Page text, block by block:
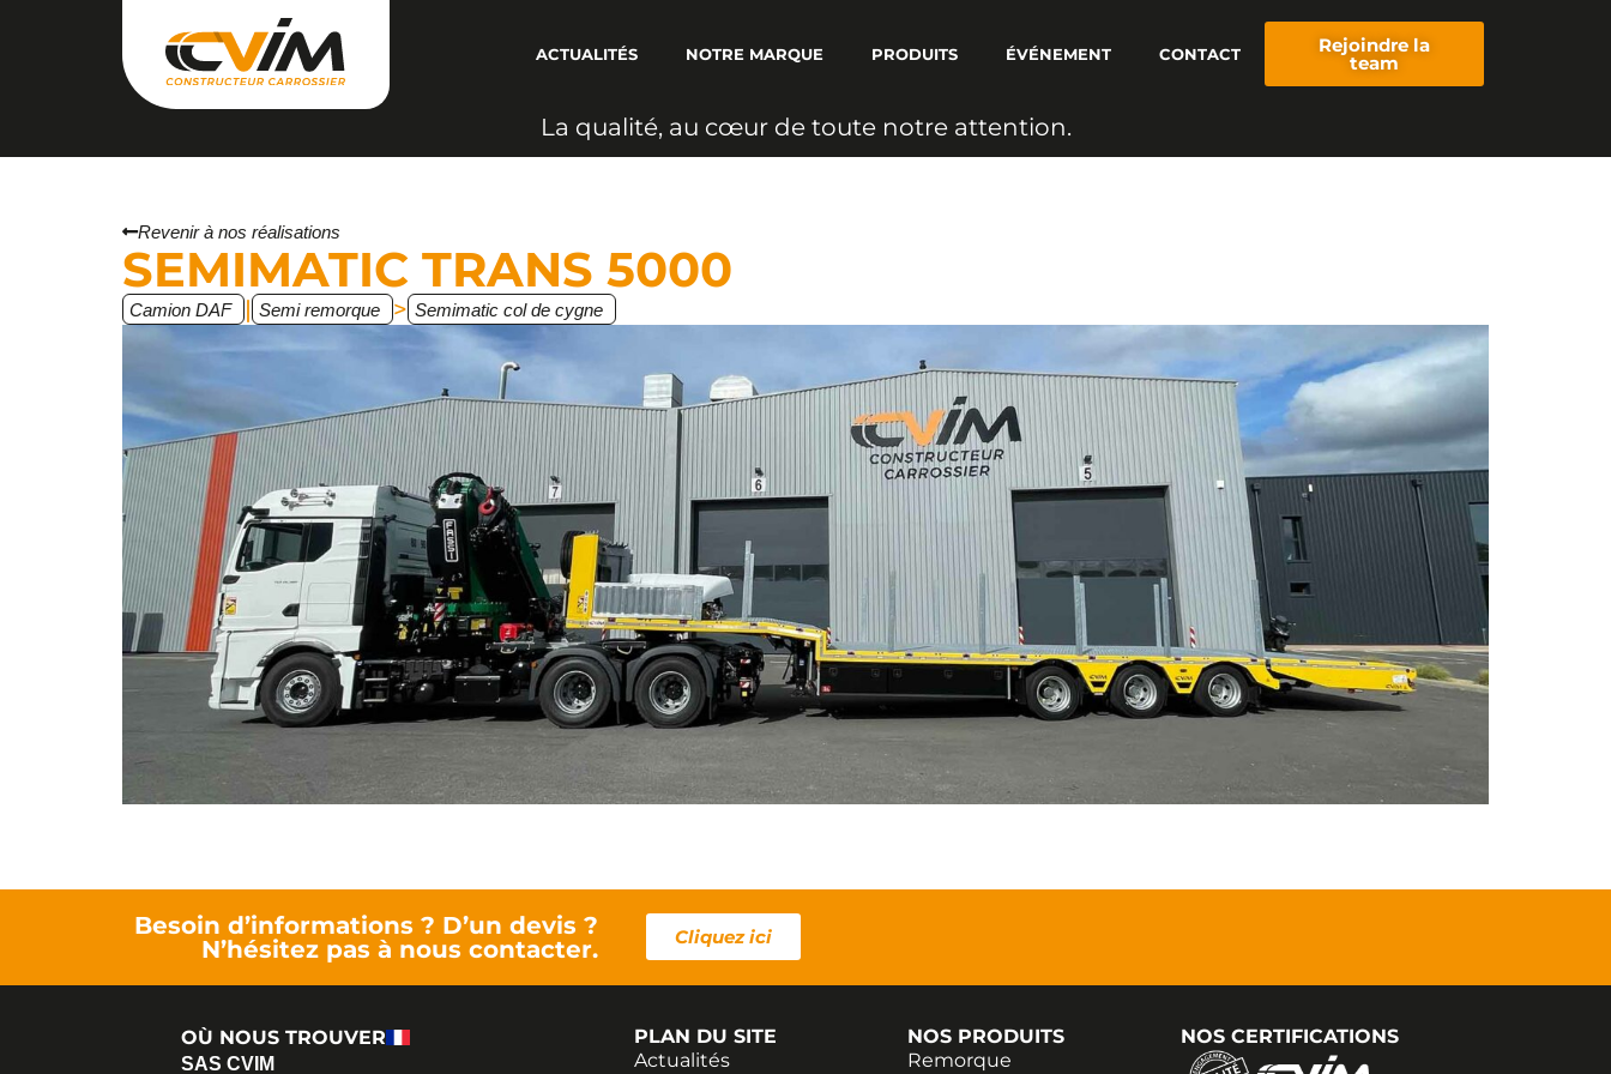
ACTUALITÉS NOTRE MARQUE PRODUITS ÉVÉNEMENT CONTACT Rejoindre la
team
La qualité, au cœur de toute notre attention.
Revenir à nos réalisations
SEMIMATIC TRANS 5000
Camion DAF | Semi remorque > Semimatic col de cygne
Besoin d’informations ? D’un devis ?
N’hésitez pas à nous contacter.
Cliquez ici
OÙ NOUS TROUVER
SAS CVIM
PLAN DU SITE
Actualités
NOS PRODUITS
Remorque
NOS CERTIFICATIONS